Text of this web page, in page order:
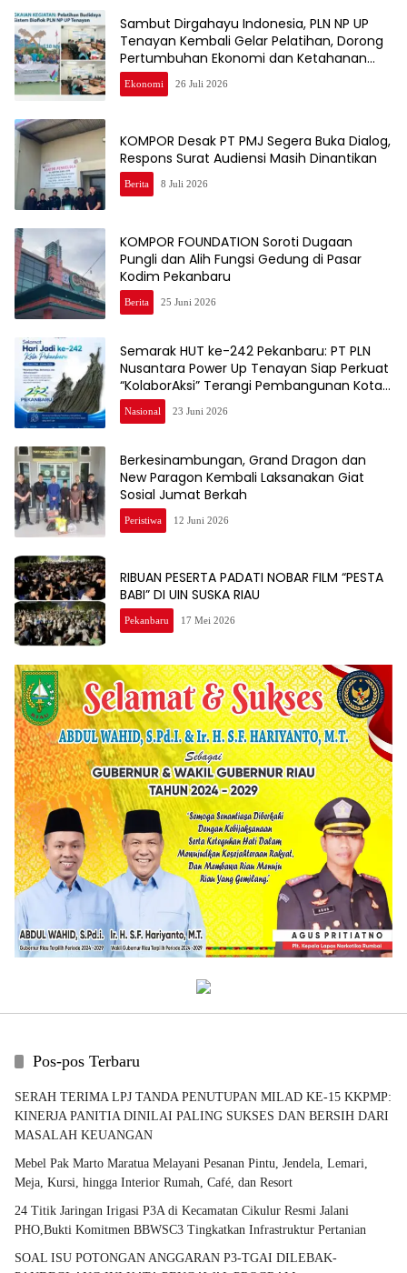
Sambut Dirgahayu Indonesia, PLN NP UP
Tenayan Kembali Gelar Pelatihan, Dorong
Pertumbuhan Ekonomi dan Ketahanan
Pangan Warga
Ekonomi 26 Juli 2026
KOMPOR Desak PT PMJ Segera Buka Dialog,
Respons Surat Audiensi Masih Dinantikan
Berita 8 Juli 2026
KOMPOR FOUNDATION Soroti Dugaan
Pungli dan Alih Fungsi Gedung di Pasar
Kodim Pekanbaru
Berita 25 Juni 2026
Semarak HUT ke-242 Pekanbaru: PT PLN
Nusantara Power Up Tenayan Siap Perkuat
“KolaborAksi” Terangi Pembangunan Kota
Bertuah
Nasional 23 Juni 2026
Berkesinambungan, Grand Dragon dan
New Paragon Kembali Laksanakan Giat
Sosial Jumat Berkah
Peristiwa 12 Juni 2026
RIBUAN PESERTA PADATI NOBAR FILM “PESTA
BABI” DI UIN SUSKA RIAU
Pekanbaru 17 Mei 2026
Pos-pos Terbaru
SERAH TERIMA LPJ TANDA PENUTUPAN MILAD KE-15 KKPMP:
KINERJA PANITIA DINILAI PALING SUKSES DAN BERSIH DARI
MASALAH KEUANGAN
Mebel Pak Marto Maratua Melayani Pesanan Pintu, Jendela, Lemari,
Meja, Kursi, hingga Interior Rumah, Café, dan Resort
24 Titik Jaringan Irigasi P3A di Kecamatan Cikulur Resmi Jalani
PHO,Bukti Komitmen BBWSC3 Tingkatkan Infrastruktur Pertanian
SOAL ISU POTONGAN ANGGARAN P3-TGAI DILEBAK-